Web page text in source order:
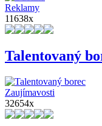
Reklamy
11638x
Talentovaný
Zaujímavosti
32654x